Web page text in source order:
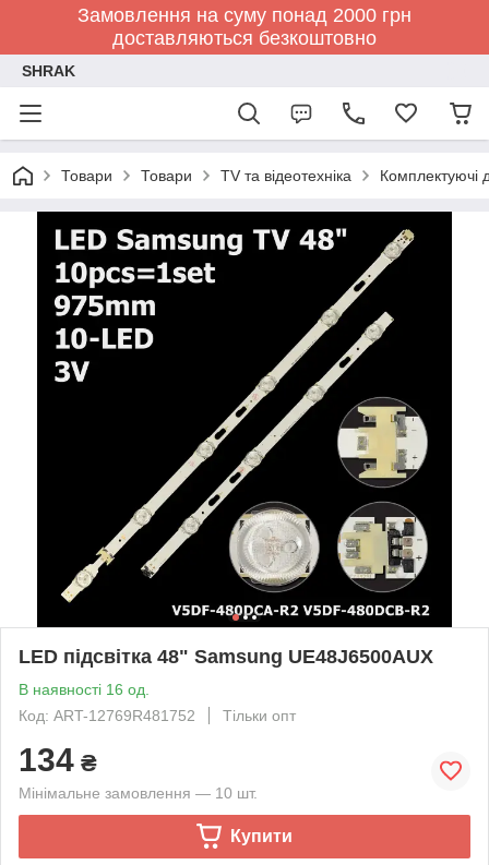
Замовлення на суму понад 2000 грн
доставляються безкоштовно
SHRAK
Товари Товари TV та відеотехніка Комплектуючі
LED підсвітка 48" Samsung UE48J6500AUX
В наявності 16 од.
Код: ART-12769R481752
Тільки опт
134 ₴
Мінімальне замовлення — 10 шт.
Купити